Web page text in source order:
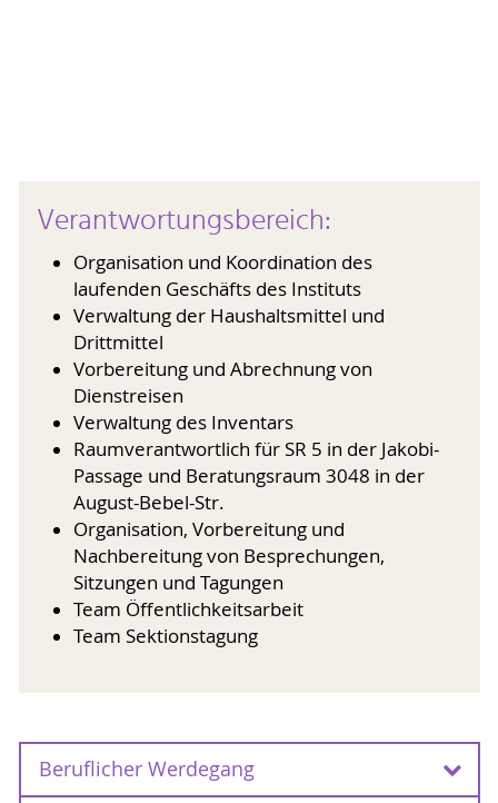
Verantwortungsbereich:
Organisation und Koordination des
laufenden Geschäfts des Instituts
Verwaltung der Haushaltsmittel und
Drittmittel
Vorbereitung und Abrechnung von
Dienstreisen
Verwaltung des Inventars
Raumverantwortlich für SR 5 in der Jakobi-
Passage und Beratungsraum 3048 in der
August-Bebel-Str.
Organisation, Vorbereitung und
Nachbereitung von Besprechungen,
Sitzungen und Tagungen
Team Öffentlichkeitsarbeit
Team Sektionstagung
Beruflicher Werdegang